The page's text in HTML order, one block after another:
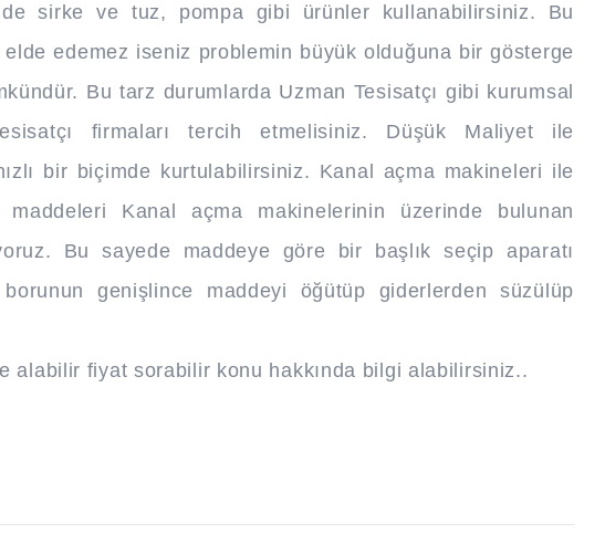
sirke ve tuz, pompa gibi ürünler kullanabilirsiniz. Bu
edemez iseniz problemin büyük olduğuna bir gösterge
Bu tarz durumlarda Uzman Tesisatçı gibi kurumsal
firmaları tercih etmelisiniz. Düşük Maliyet ile
bir biçimde kurtulabilirsiniz. Kanal açma makineleri ile
maddeleri Kanal açma makinelerinin üzerinde bulunan
Bu sayede maddeye göre bir başlık seçip aparatı
borunun genişlince maddeyi öğütüp giderlerden süzülüp
alabilir fiyat sorabilir konu hakkında bilgi alabilirsiniz..